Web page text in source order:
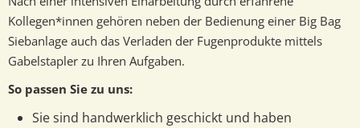
Kollegen*innen gehören neben der Bedienung einer Big Bag
Siebanlage auch das Verladen der Fugenprodukte mittels
Gabelstapler zu Ihren Aufgaben.
So passen Sie zu uns:
Sie sind handwerklich geschickt und haben